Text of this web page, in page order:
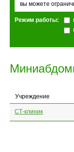
вы можете
Режим работы:
Учреждение
СТ-клиник